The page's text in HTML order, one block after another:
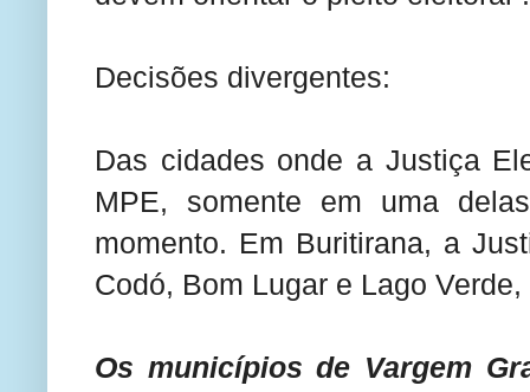
Decisões divergentes:
Das cidades onde a Justiça
MPE, somente em uma
momento. Em Buritirana, a
Codó, Bom Lugar e Lago
Os municípios de Vargem